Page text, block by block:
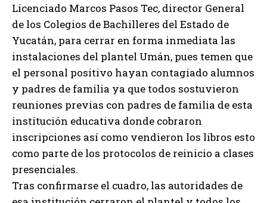
Licenciado Marcos Pasos Tec, director General
de los Colegios de Bachilleres del Estado de
Yucatán, para cerrar en forma inmediata las
instalaciones del plantel Umán, pues temen que
el personal positivo hayan contagiado alumnos
y padres de familia ya que todos sostuvieron
reuniones previas con padres de familia de esta
institución educativa donde cobraron
inscripciones así como vendieron los libros esto
como parte de los protocolos de reinicio a clases
presenciales.
Tras confirmarse el cuadro, las autoridades de